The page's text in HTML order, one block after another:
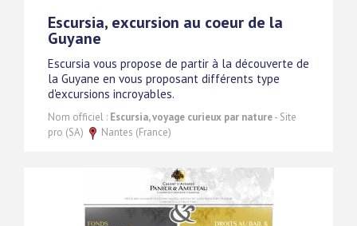
Escursia, excursion au coeur de la
Guyane
Escursia vous propose de partir à la découverte de
la Guyane en vous proposant différents type
d'excursions incroyables.
Nom officiel : Escursia, voyage curieux par nature- Site
pro (SA)
Nantes (France)